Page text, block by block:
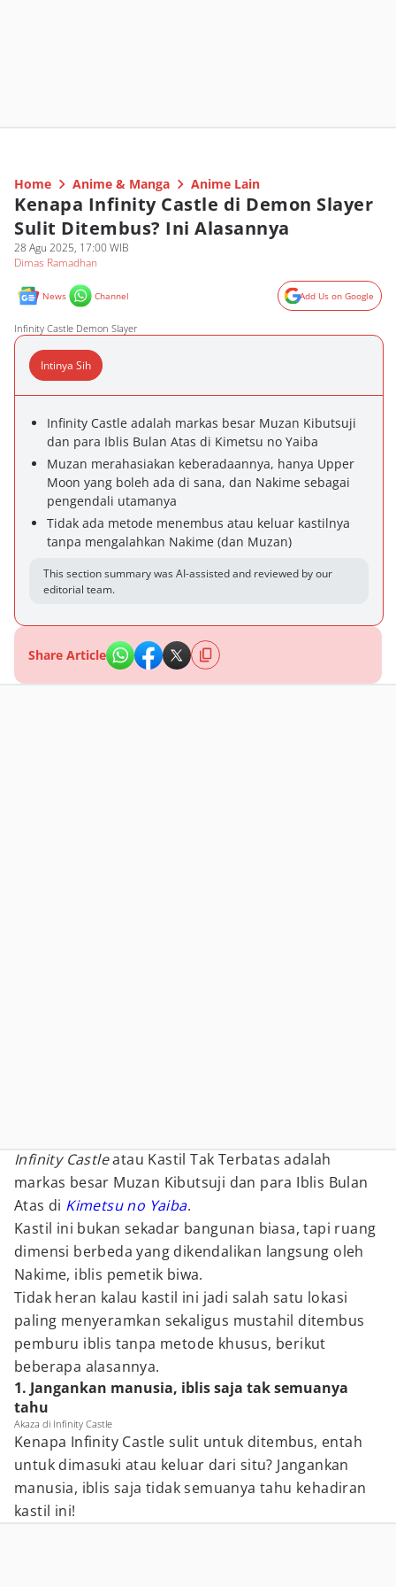
Home Anime & Manga Anime Lain
Kenapa Infinity Castle di Demon Slayer
Sulit Ditembus? Ini Alasannya
28 Agu 2025, 17:00 WIB
Dimas Ramadhan
News Channel Add Us on Google
Infinity Castle Demon Slayer
Intinya Sih
Infinity Castle adalah markas besar Muzan Kibutsuji
dan para Iblis Bulan Atas di Kimetsu no Yaiba
Muzan merahasiakan keberadaannya, hanya Upper
Moon yang boleh ada di sana, dan Nakime sebagai
pengendali utamanya
Tidak ada metode menembus atau keluar kastilnya
tanpa mengalahkan Nakime (dan Muzan)
This section summary was AI-assisted and reviewed by our
editorial team.
Share Article
Infinity Castleatau Kastil Tak Terbatas adalah
markas besar Muzan Kibutsuji dan para Iblis Bulan
Atas di Kimetsu no Yaiba.
Kastil ini bukan sekadar bangunan biasa, tapi ruang
dimensi berbeda yang dikendalikan langsung oleh
Nakime, iblis pemetik biwa.
Tidak heran kalau kastil ini jadi salah satu lokasi
paling menyeramkan sekaligus mustahil ditembus
pemburu iblis tanpa metode khusus, berikut
beberapa alasannya.
1. Jangankan manusia, iblis saja tak semuanya
tahu
Akaza di Infinity Castle
Kenapa Infinity Castle sulit untuk ditembus, entah
untuk dimasuki atau keluar dari situ? Jangankan
manusia, iblis saja tidak semuanya tahu kehadiran
kastil ini!